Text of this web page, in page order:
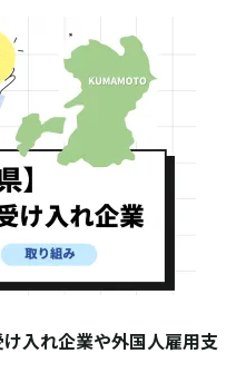
け入れ企業や外国人雇用支